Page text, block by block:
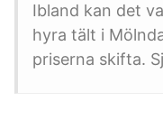
Ibland kan det
hyra tält i
priserna skifta.